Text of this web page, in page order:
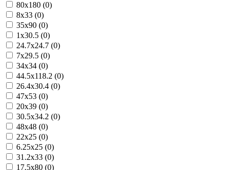
80x180 (0)
8x33 (0)
35x90 (0)
1x30.5 (0)
24.7x24.7 (0)
7x29.5 (0)
34x34 (0)
44.5x118.2 (0)
26.4x30.4 (0)
47x53 (0)
20x39 (0)
30.5x34.2 (0)
48x48 (0)
22x25 (0)
6.25x25 (0)
31.2x33 (0)
17.5x80 (0)